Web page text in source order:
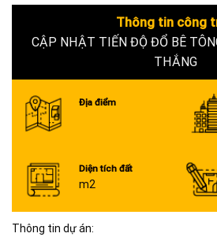
Thông tin công
CẬP NHẬT TIẾN ĐỘ ĐỔ BÊ
THẮNG
Địa điểm
Diện tích đất
m2
Thông tin dự án: